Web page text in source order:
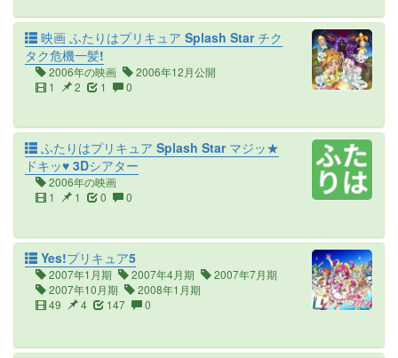
映画 ふたりはプリキュア Splash Star チク
タク危機一髪!
2006年の映画
2006年12月公開
1
2 1 0
ふたりはプリキュア Splash Star マジッ★
ドキッ♥ 3Dシアター
2006年の映画
1
1 0 0
Yes!プリキュア5
2007年1月期 2007年4月期
2007年7月期
2007年10月期
2008年1月期
49
4 147 0